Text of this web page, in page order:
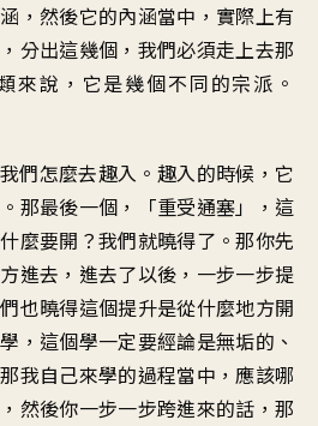
，然後它的內涵當中，實際上有
分出這幾個，我們必須走上去那
來說，它是幾個不同的宗派。
們怎麼去趣入。趣入的時候，它
那最後一個，「重受通塞」，這
麼要開？我們就曉得了。那你先
進去，進去了以後，一步一步提
也曉得這個提升是從什麼地方開
，這個學一定要經論是無垢的、
我自己來學的過程當中，應該哪
然後你一步一步跨進來的話，那